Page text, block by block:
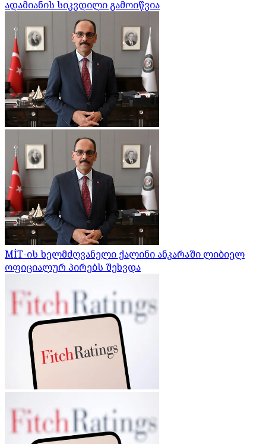
ადამიანის სიკვდილი გამოიწვია
MİT-ის ხელმძღვანელი ქალინი ანკარაში ლიბიელ
ოფიციალურ პირებს შეხვდა